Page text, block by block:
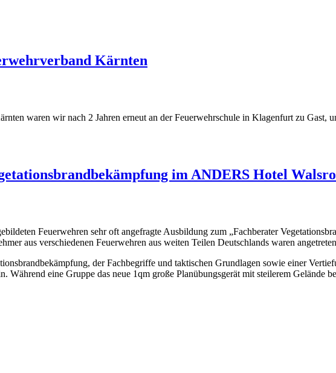
Kärnten
waren wir nach 2 Jahren erneut an der Feuerwehrschule in Klagenfurt zu Gast,
im ANDERS Hotel
Feuerwehren sehr oft angefragte Ausbildung zum „Fachberater
aus verschiedenen Feuerwehren aus weiten Teilen Deutschlands waren
der Fachbegriffe und taktischen Grundlagen sowie einer
Während eine Gruppe das neue 1qm große Planübungsgerät mit steilerem Gelände